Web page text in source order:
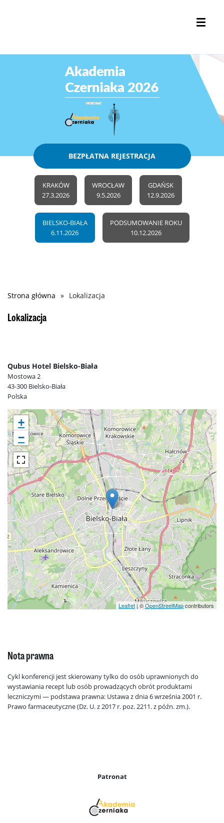
BEZPŁATNA REJESTRACJA
KRAKÓW
27.3.2026
WROCŁAW
9.5.2026
GDAŃSK
12.9.2026
BIELSKO-BIAŁA
6.11.2026
PODSUMOWANIE ROKU
10.12.2026
Ścieżka
nawigacyjna
Strona główna Lokalizacja
Lokalizacja
Qubus Hotel Bielsko-Biała
Mostowa 2
43-300 Bielsko-Biała
Polska
+
−
Leaflet| ©OpenStreetMapcontributors
Nota prawna
Cykl konferencji jest skierowany tylko do osób uprawnionych do
wystawiania recept lub osób prowadzących obrót produktami
leczniczymi — podstawa prawna: Ustawa z dnia 6 września 2001 r.
Prawo farmaceutyczne (Dz. U. z 2017 r. poz. 2211. z późn. zm.).
Patronat